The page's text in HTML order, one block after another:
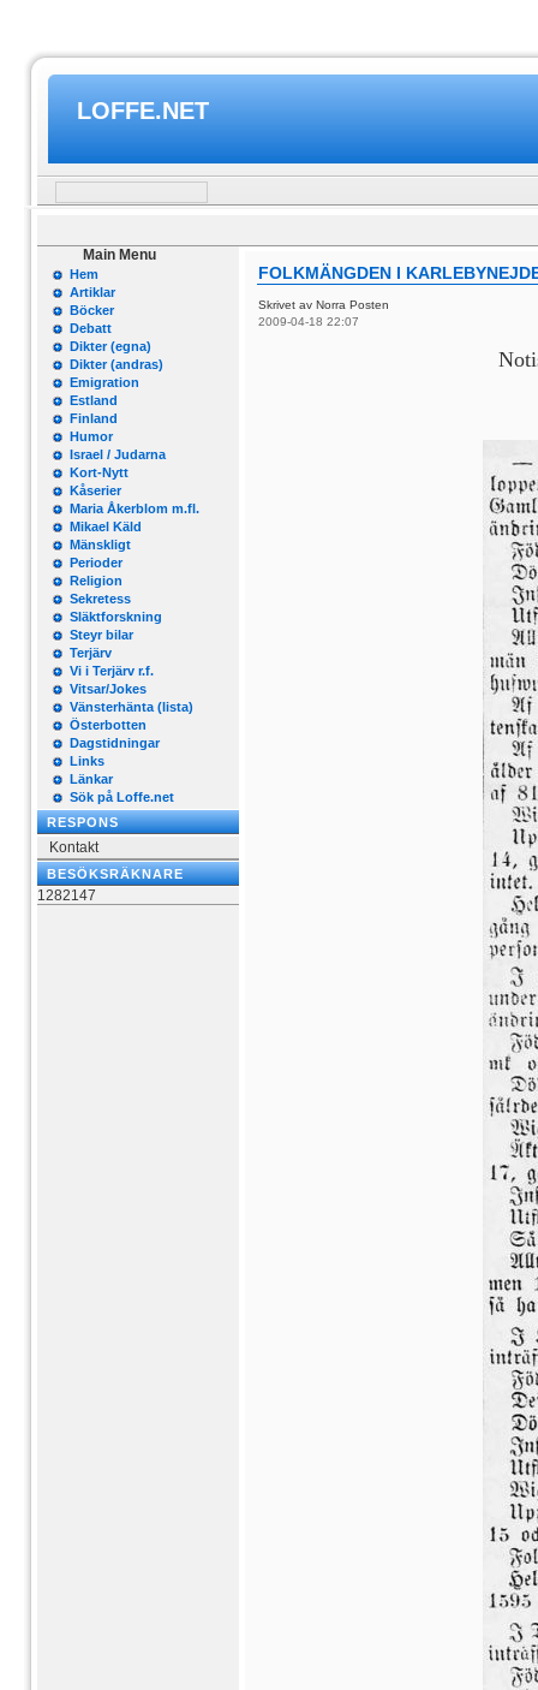
LOFFE.NET
Main Menu
Hem
Artiklar
Böcker
Debatt
Dikter (egna)
Dikter (andras)
Emigration
Estland
Finland
Humor
Israel / Judarna
Kort-Nytt
Kåserier
Maria Åkerblom m.fl.
Mikael Käld
Mänskligt
Perioder
Religion
Sekretess
Släktforskning
Steyr bilar
Terjärv
Vi i Terjärv r.f.
Vitsar/Jokes
Vänsterhänta (lista)
Österbotten
Dagstidningar
Links
Länkar
Sök på Loffe.net
RESPONS
Kontakt
BESÖKSRÄKNARE
1282147
FOLKMÄNGDEN I
Skrivet av Norra Posten
2009-04-18 22:07